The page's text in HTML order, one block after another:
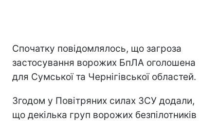
Спочатку повідомлялось, що загроза
застосування ворожих БпЛА оголошена
для Сумської та Чернігівської областей.
Згодом у Повітряних силах ЗСУ додали,
що декілька груп ворожих безпілотників